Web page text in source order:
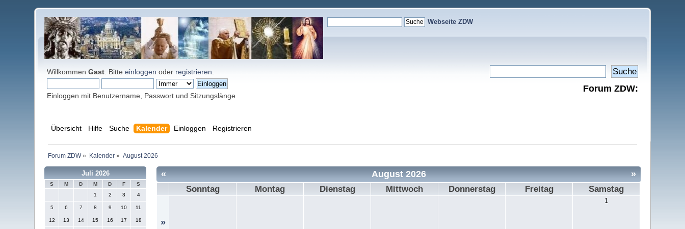
Webseite ZDW
WillkommenGast . Bitteeinloggen oder registrieren
Einloggen mit Benutzername, Passwort und Sitzungslänge
Forum ZDW:
Übersicht Hilfe Suche Kalender Einloggen Registrieren
Forum ZDW» Kalender» August 2026
Juli 2026
S M D M D F
S
1
2 3 4
5 6 7 8 9 10 11
12 13 14 15 16 17 18
« »
August 2026
Sonntag Montag Dienstag Mittwoch Donnerstag Freitag Samstag
»
1